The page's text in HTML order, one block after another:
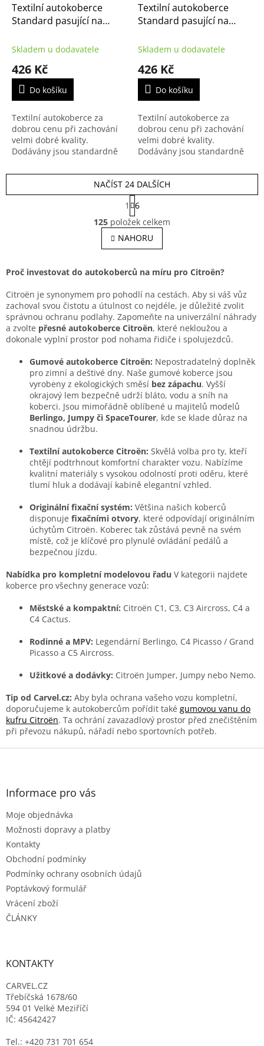
Textilní autokoberce
Standard pasující na
Skladem u dodavatele
426 Kč
Do košíku
Textilní autokoberce za
dobrou cenu při zachování
velmi dobré kvality.
Dodávány jsou standardně
zesílenou vrstvou koberce u
Textilní autokoberce
Standard pasující na
Skladem u dodavatele
426 Kč
Do košíku
Textilní autokoberce za
dobrou cenu při zachování
velmi dobré kvality.
Dodávány jsou standardně
zesílenou vrstvou koberce u
řidiče.
O
v
l
á
a
í
p
r
v
k
v
ý
p
i
s
u
NAČÍST 24 DALŠÍCH
S
t
r
á
n
k
v
á
n
í
1
6
125 položek celkem
NAHORU
Proč investovat do autokoberců na míru pro Citroën?
Citroën je synonymem pro pohodlí na cestách. Aby si váš vůz
zachoval svou čistotu a útulnost co nejdéle, je důležité zvolit
správnou ochranu podlahy. Zapomeňte na univerzální náhrady
a zvolte přesné autokoberce Citroën, které nekloužou a
dokonale vyplní prostor pod nohama řidiče i spolujezdců.
Gumové autokoberce Citroën: Nepostradatelný doplněk
pro zimní a deštivé dny. Naše gumové koberce jsou
vyrobeny z ekologických směsí bez zápachu. Vyšší
okrajový lem bezpečně udrží bláto, vodu a sníh na
koberci. Jsou mimořádně oblíbené u majitelů modelů
Berlingo, Jumpy či SpaceTourer, kde se klade důraz na
snadnou údržbu.
Textilní autokoberce Citroën: Skvělá volba pro ty, kteří
chtějí podtrhnout komfortní charakter vozu. Nabízíme
kvalitní materiály s vysokou odolností proti oděru, které
tlumí hluk a dodávají kabině elegantní vzhled.
Originální fixační systém: Většina našich koberců
disponuje fixačními otvory, které odpovídají originálním
úchytům Citroën. Koberec tak zůstává pevně na svém
místě, což je klíčové pro plynulé ovládání pedálů a
bezpečnou jízdu.
Nabídka pro kompletní modelovou řadu V kategorii najdete
koberce pro všechny generace vozů:
Městské a kompaktní: Citroën C1, C3, C3 Aircross, C4 a
C4 Cactus.
Rodinné a MPV: Legendární Berlingo, C4 Picasso / Grand
Picasso a C5 Aircross.
Užitkové a dodávky: Citroën Jumper, Jumpy nebo Nemo.
Tip od Carvel.cz: Aby byla ochrana vašeho vozu kompletní,
doporučujeme k autokobercům pořídit také gumovou vanu do
kufru Citroën. Ta ochrání zavazadlový prostor před znečištěním
při převozu nákupů, nářadí nebo sportovních potřeb.
Z
Informace pro vás
Moje objednávka
Možnosti dopravy a platby
Kontakty
Obchodní podmínky
Podmínky ochrany osobních údajů
Poptávkový formulář
Vrácení zboží
ČLÁNKY
KONTAKTY
CARVEL.CZ
Třebíčská 1678/60
594 01 Velké Meziříčí
IČ: 45642427
Tel.: +420 731 701 654